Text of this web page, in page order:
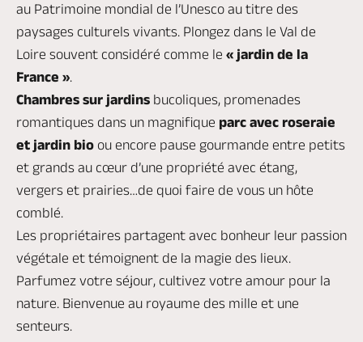
au Patrimoine mondial de l’Unesco au titre des
paysages culturels vivants. Plongez dans le Val de
Loire souvent considéré comme le « jardin de la
France ».
Chambres sur jardins bucoliques, promenades
romantiques dans un magnifique parc avec roseraie
et jardin bio ou encore pause gourmande entre petits
et grands au cœur d’une propriété avec étang,
vergers et prairies…de quoi faire de vous un hôte
comblé.
Les propriétaires partagent avec bonheur leur passion
végétale et témoignent de la magie des lieux.
Parfumez votre séjour, cultivez votre amour pour la
nature. Bienvenue au royaume des mille et une
senteurs.